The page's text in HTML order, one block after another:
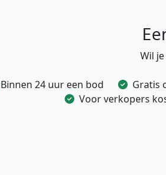
Wil
Binnen 24 uur een bod
Gratis
Voor verkopers